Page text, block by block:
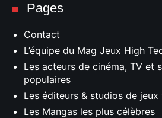
Pages
Contact
L’équipe du Mag Jeux High
Les acteurs de cinéma, TV et
populaires
Les éditeurs & studios de
Les Mangas les plus célèbres